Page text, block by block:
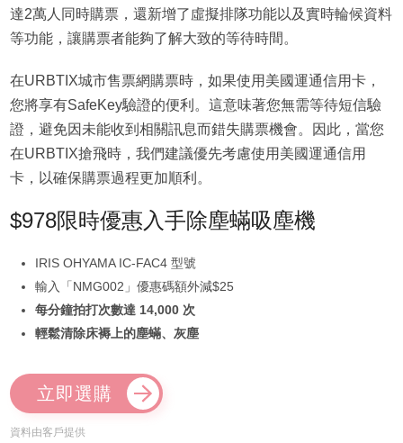
達2萬人同時購票，還新增了虛擬排隊功能以及實時輪候資料
等功能，讓購票者能夠了解大致的等待時間。
在URBTIX城市售票網購票時，如果使用美國運通信用卡，
您將享有SafeKey驗證的便利。這意味著您無需等待短信驗
證，避免因未能收到相關訊息而錯失購票機會。因此，當您
在URBTIX搶飛時，我們建議優先考慮使用美國運通信用
卡，以確保購票過程更加順利。
$978限時優惠入手除塵蟎吸塵機
IRIS OHYAMA IC-FAC4 型號
輸入「NMG002」優惠碼額外減$25
每分鐘拍打次數達 14,000 次
輕鬆清除床褥上的塵蟎、灰塵
立即選購
資料由客戶提供